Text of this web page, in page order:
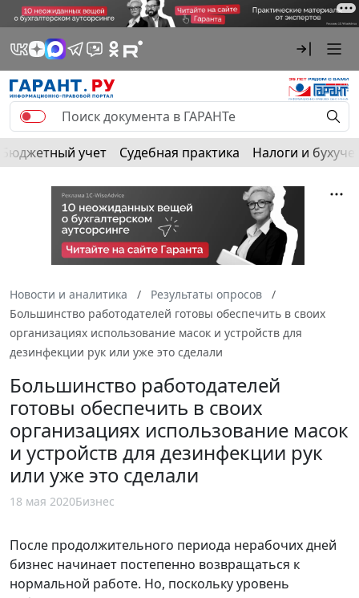
Бюджетный учет Судебная практика Налоги и
Новости и аналитика
Результаты опросов
Большинство работодателей готовы обеспечить в своих
организациях использование масок и устройств для
дезинфекции рук или уже это сделали
Большинство работодателей
готовы обеспечить в своих
организациях использование масок
и устройств для дезинфекции рук
или уже это сделали
18 мая 2020Бизнес
После продолжительного периода нерабочих дней
бизнес начинает постепенно возвращаться к
нормальной работе. Но, поскольку уровень